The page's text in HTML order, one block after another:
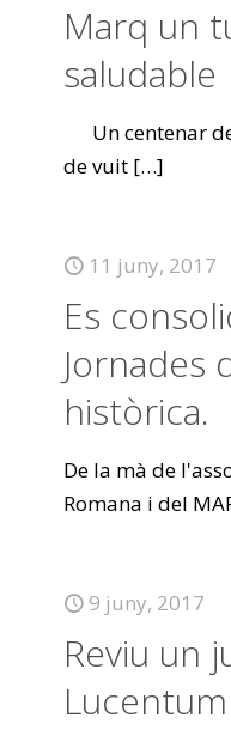
Marq un
saludable
Un centenar
de vuit […]
11 juny, 2017
Es
Jornades
històrica.
De la mà de
Romana i del
9 juny, 2017
Reviu un
Lucentum